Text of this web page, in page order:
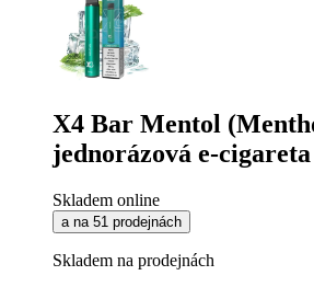
X4 Bar Mentol
jednorázová e-cigareta
Skladem online
a na 51 prodejnách
Skladem na prodejnách